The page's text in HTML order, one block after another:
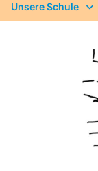
Unsere Schule